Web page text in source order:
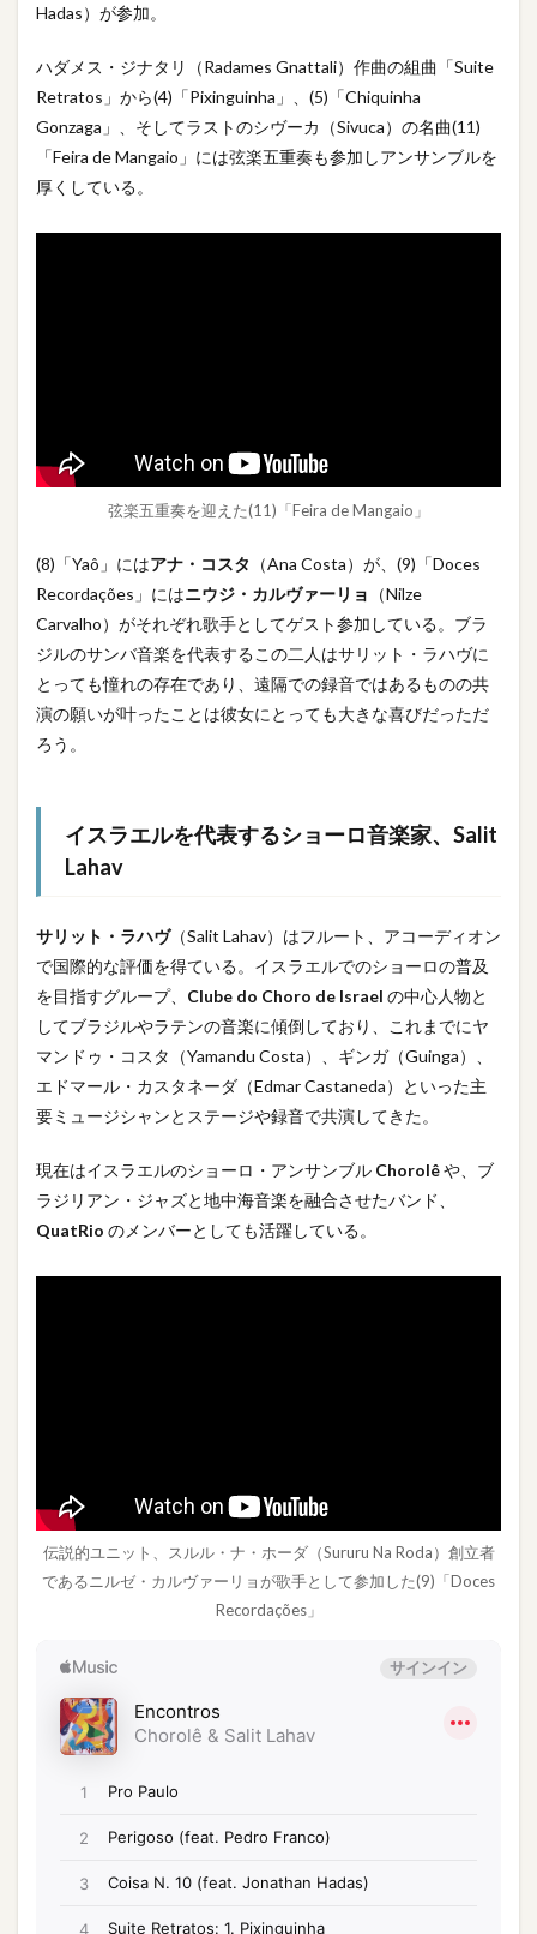
Hadas）が参加。
ハダメス・ジナタリ（Radames Gnattali）作曲の組曲「Suite
Retratos」から(4)「Pixinguinha」、(5)「Chiquinha
Gonzaga」、そしてラストのシヴーカ（Sivuca）の名曲(11)
「Feira de Mangaio」には弦楽五重奏も参加しアンサンブルを
厚くしている。
弦楽五重奏を迎えた(11)「Feira de Mangaio」
(8)「Yaô」にはアナ・コスタ
（Ana Costa）が、(9)「Doces
Recordações」にはニウジ・カルヴァーリョ
（Nilze
Carvalho）がそれぞれ歌手としてゲスト参加している。ブラ
ジルのサンバ音楽を代表するこの二人はサリット・ラハヴに
とっても憧れの存在であり、遠隔での録音ではあるものの共
演の願いが叶ったことは彼女にとっても大きな喜びだっただ
ろう。
イスラエルを代表するショーロ音楽家、Salit
Lahav
サリット・ラハヴ（Salit Lahav）はフルート、アコーディオン
で国際的な評価を得ている。イスラエルでのショーロの普及
を目指すグループ、 Clube do Choro de Israel の中心人物と
してブラジルやラテンの音楽に傾倒しており、これまでにヤ
マンドゥ・コスタ（Yamandu Costa）、ギンガ（Guinga）、
エドマール・カスタネーダ（Edmar Castaneda）といった主
要ミュージシャンとステージや録音で共演してきた。
現在はイスラエルのショーロ・アンサンブル Chorolêや、ブ
ラジリアン・ジャズと地中海音楽を融合させたバンド、
QuatRio のメンバーとしても活躍している。
伝説的ユニット、スルル・ナ・ホーダ（Sururu Na Roda）創立者
であるニルゼ・カルヴァーリョが歌手として参加した(9)「Doces
Recordações」